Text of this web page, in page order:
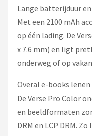
Lange batterijduur
Met een 2100 mAh
op één lading. De
x 7.6 mm) en ligt
onderweg of op
Overal e-books
De Verse Pro Color
en beeldformaten
DRM en LCP DRM.